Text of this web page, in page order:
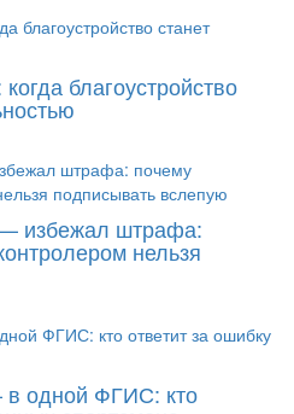
благоустройство
избежал штрафа:
нельзя
одной ФГИС: кто
спортсмена